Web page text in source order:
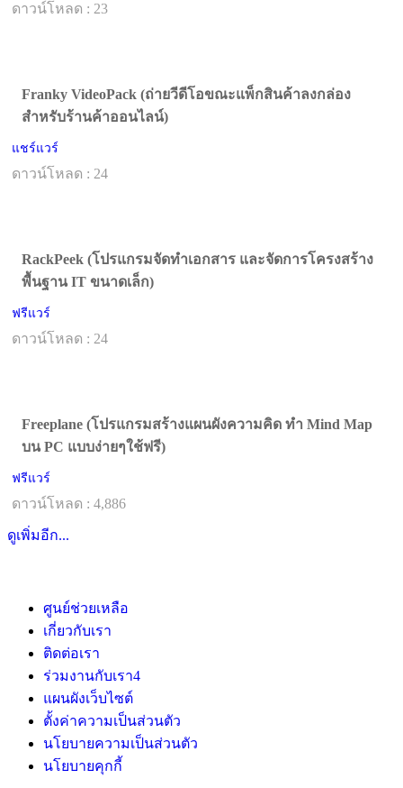
ดาวน์โหลด : 23
Franky VideoPack (ถ่ายวีดีโอขณะแพ็กสินค้าลงกล่อง
สำหรับร้านค้าออนไลน์)
แชร์แวร์
ดาวน์โหลด : 24
RackPeek (โปรแกรมจัดทำเอกสาร และจัดการโครงสร้าง
พื้นฐาน IT ขนาดเล็ก)
ฟรีแวร์
ดาวน์โหลด : 24
Freeplane (โปรแกรมสร้างแผนผังความคิด ทำ Mind Map
บน PC แบบง่ายๆใช้ฟรี)
ฟรีแวร์
ดาวน์โหลด : 4,886
ดูเพิ่มอีก...
ศูนย์ช่วยเหลือ
เกี่ยวกับเรา
ติดต่อเรา
ร่วมงานกับเรา4
แผนผังเว็บไซต์
ตั้งค่าความเป็นส่วนตัว
นโยบายความเป็นส่วนตัว
นโยบายคุกกี้